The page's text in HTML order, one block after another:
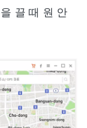
끌 때 원 안